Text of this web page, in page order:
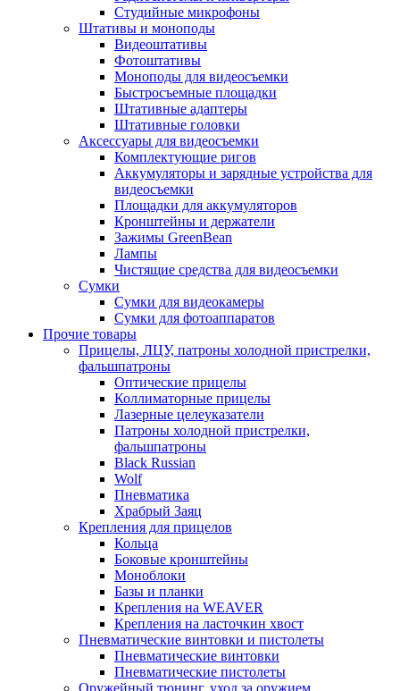
Студийные микрофоны
Штативы и моноподы
Видеоштативы
Фотоштативы
Моноподы для видеосъемки
Быстросъемные площадки
Штативные адаптеры
Штативные головки
Аксессуары для видеосъемки
Комплектующие ригов
Аккумуляторы и зарядные устройства для
видеосъемки
Площадки для аккумуляторов
Кронштейны и держатели
Зажимы GreenBean
Лампы
Чистящие средства для видеосъемки
Сумки
Сумки для видеокамеры
Сумки для фотоаппаратов
Прочие товары
Прицелы, ЛЦУ, патроны холодной пристрелки,
фальшпатроны
Оптические прицелы
Коллиматорные прицелы
Лазерные целеуказатели
Патроны холодной пристрелки,
фальшпатроны
Black Russian
Wolf
Пневматика
Храбрый Заяц
Крепления для прицелов
Кольца
Боковые кронштейны
Моноблоки
Базы и планки
Крепления на WEAVER
Крепления на ласточкин хвост
Пневматические винтовки и пистолеты
Пневматические винтовки
Пневматические пистолеты
Оружейный тюнинг, уход за оружием